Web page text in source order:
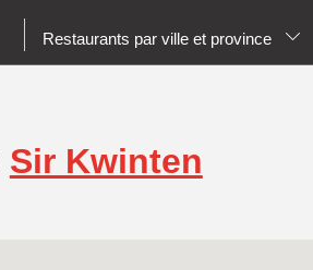
Restaurants par ville et province
Sir Kwinten